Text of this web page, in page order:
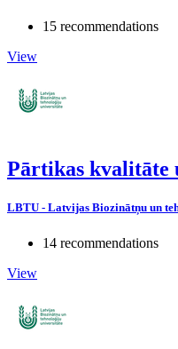
15 recommendations
View
Pārtikas kvalitāte
LBTU - Latvijas Biozinātņu un
14 recommendations
View